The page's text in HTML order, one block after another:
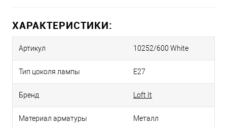
ХАРАКТЕРИСТИКИ:
Артикул 10252/600 White
Тип цоколя лампы E27
Бренд Loft It
Материал арматуры Металл